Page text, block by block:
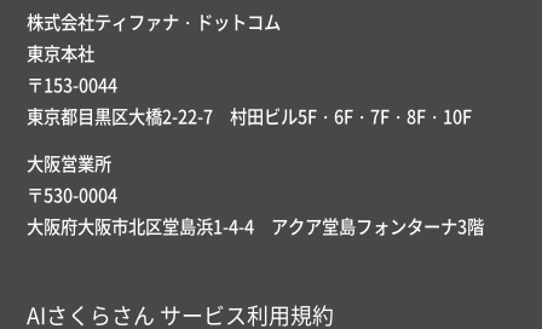
株式会社ティファナ・ドットコム
東京本社
〒153-0044
東京都目黒区大橋2-22-7 村田ビル5F・6F・7F・8F・10F
大阪営業所
〒530-0004
大阪府大阪市北区堂島浜1-4-4 アクア堂島フォンターナ3階
AIさくらさん サービス利用規約